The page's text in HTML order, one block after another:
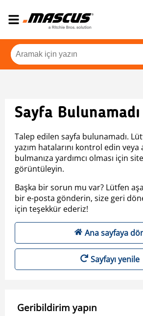
Sayfa Bulunamadı
Talep edilen sayfa bulunamadı.
yazım hatalarını kontrol edin veya
bulmanıza yardımcı olması için
görüntüleyin.
Başka bir sorun mu var? Lütfen
bir e-posta gönderin, size geri
için teşekkür ederiz!
Ana sayfaya
Sayfayı yenile
Geribildirim yapın